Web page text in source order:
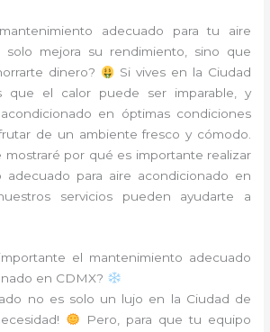
adecuado para tu aire
solo mejora su rendimiento, sino que
dinero?
Si vives en la Ciudad
que el calor puede ser imparable, y
en óptimas condiciones
de un ambiente fresco y cómodo.
mostraré por qué es importante realizar
adecuado para aire acondicionado en
servicios pueden ayudarte a
el mantenimiento adecuado
en CDMX?
no es solo un lujo en la Ciudad de
Pero, para que tu equipo